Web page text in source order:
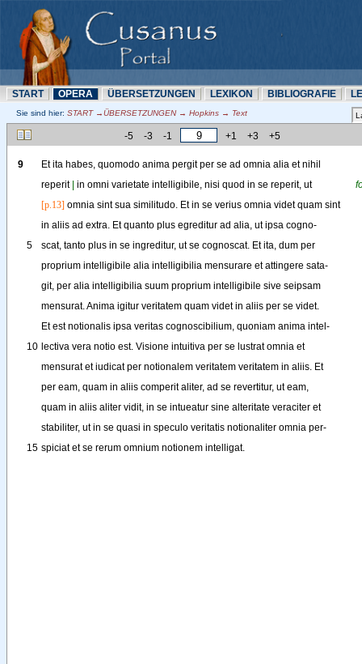
START OPERA ÜBERSETZUNN LEXIKON BIBLIOGRAFIE
Sie sind hier: START →ÜBERSETZUNN → Hopkins → Text
-5 -3 -1 +1 +3 +5
9 Et ita habes, quomodo anima pergit per se ad omnia alia et nihil
reperit
in omni varietate intelligibile, nisi quod in se reperit, ut
[p.13] omnia sint sua similitudo. Et in se verius omnia videt quam sint
in aliis ad extra. Et quanto plus egreditur ad alia, ut ipsa cogno-
5
scat, tanto plus in se ingreditur, ut se cognoscat. Et ita, dum per
proprium intelligibile alia intelligibilia mensurare et attingere sata-
git, per alia intelligibilia suum proprium intelligibile sive seipsam
mensurat. Anima igitur veritatem quam videt in aliis per se videt.
Et est notionalis ipsa veritas cognoscibilium, quoniam anima intel-
10 lectiva vera notio est. Visione intuitiva per se lustrat omnia et
mensurat et iudicat per notionalem veritatem veritatem in aliis. Et
per eam, quam in aliis comperit aliter, ad se revertitur, ut eam,
quam in aliis aliter vidit, in se intueatur sine alteritate veraciter et
stabiliter, ut in se quasi in speculo veritatis notionaliter omnia per-
15 spiciat et se rerum omnium notionem intelligat.